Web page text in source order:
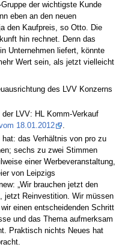
der wichtigste Kunde
eben an den neuen
den Kaufpreis, so Otto. Die
hin rechnet. Denn das
Unternehmen liefert, könnte
Wert sein, als jetzt vielleicht
des LVV Konzerns
LVV: HL Komm-Verkauf
18.01.2012
.
das Verhältnis von pro zu
sechs zu zwei Stimmen
einer Werbeveranstaltung,
von Leipzigs
„Wir brauchen jetzt den
jetzt Reinvestition. Wir müssen
einen entscheidenden Schritt
und das Thema aufmerksam
Praktisch nichts Neues hat